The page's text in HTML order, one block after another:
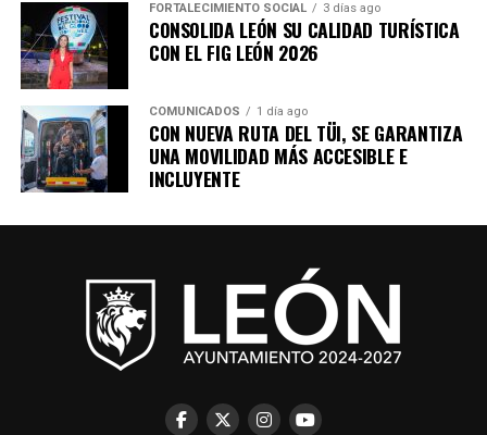
FORTALECIMIENTO SOCIAL 3 días ago
CONSOLIDA LEÓN SU CALIDAD TURÍSTICA
CON EL FIG LEÓN 2026
COMUNICADOS 1 día ago
CON NUEVA RUTA DEL TÜI, SE GARANTIZA
UNA MOVILIDAD MÁS ACCESIBLE E
INCLUYENTE